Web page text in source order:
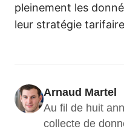
pleinement les
leur stratégie
Arnaud Martel
Au fil de huit
collecte de